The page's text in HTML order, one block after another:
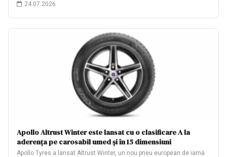
24.07.2026
Apollo Altrust Winter este lansat cu o clasificare A la
aderența pe carosabil umed și în 15 dimensiuni
Apollo Tyres a lansat Altrust Winter, un nou pneu european de iarnă